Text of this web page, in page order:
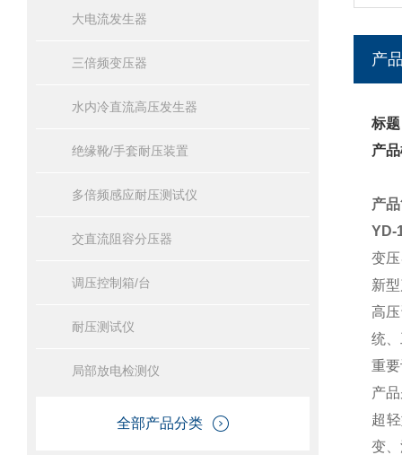
大电流发生器
三倍频变压器
水内冷直流高压发生器
绝缘靴/手套耐压装置
多倍频感应耐压测试仪
交直流阻容分压器
调压控制箱/台
耐压测试仪
局部放电检测仪
全部产品分类
产
标
产
产
YD-
变
新
高
统
重
产
超
变